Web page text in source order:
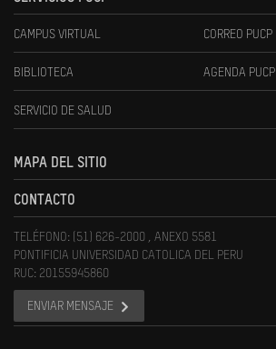
CAMPUS VIRTUAL CORREO PUCP
BIBLIOTECA AGENDA PUCP
SERVICIO DE SALUD
MAPA DEL SITIO
CONTACTO
TELÉFONO: (51) 626-2000 , ANEXO 5581
PONTIFICIA UNIVERSIDAD CATOLICA DEL PERU
RUC: 20155945860
ENVIAR MENSAJE